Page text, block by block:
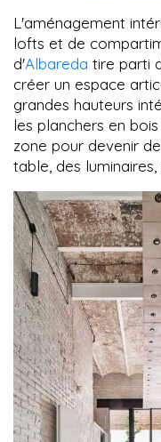
L'aménagement
lofts et de
d'Albareda tire parti
créer un espace
grandes hauteurs
les planchers en
zone pour devenir
table, des luminaires,